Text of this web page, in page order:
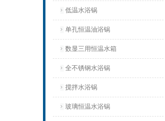
低温水浴锅
单孔恒温油浴锅
数显三用恒温水箱
全不锈钢水浴锅
搅拌水浴锅
玻璃恒温水浴锅